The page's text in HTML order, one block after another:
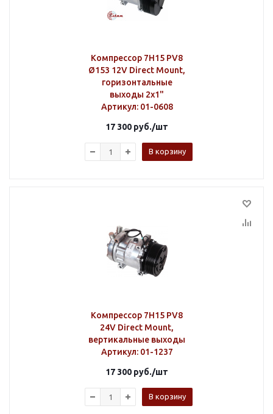
Компрессор 7H15 PV8
Ø153 12V Direct Mount,
горизонтальные
выходы 2х1"
Артикул: 01-0608
17 300 руб./шт
В корзину
Компрессор 7H15 PV8
24V Direct Mount,
вертикальные выходы
Артикул: 01-1237
17 300 руб./шт
В корзину